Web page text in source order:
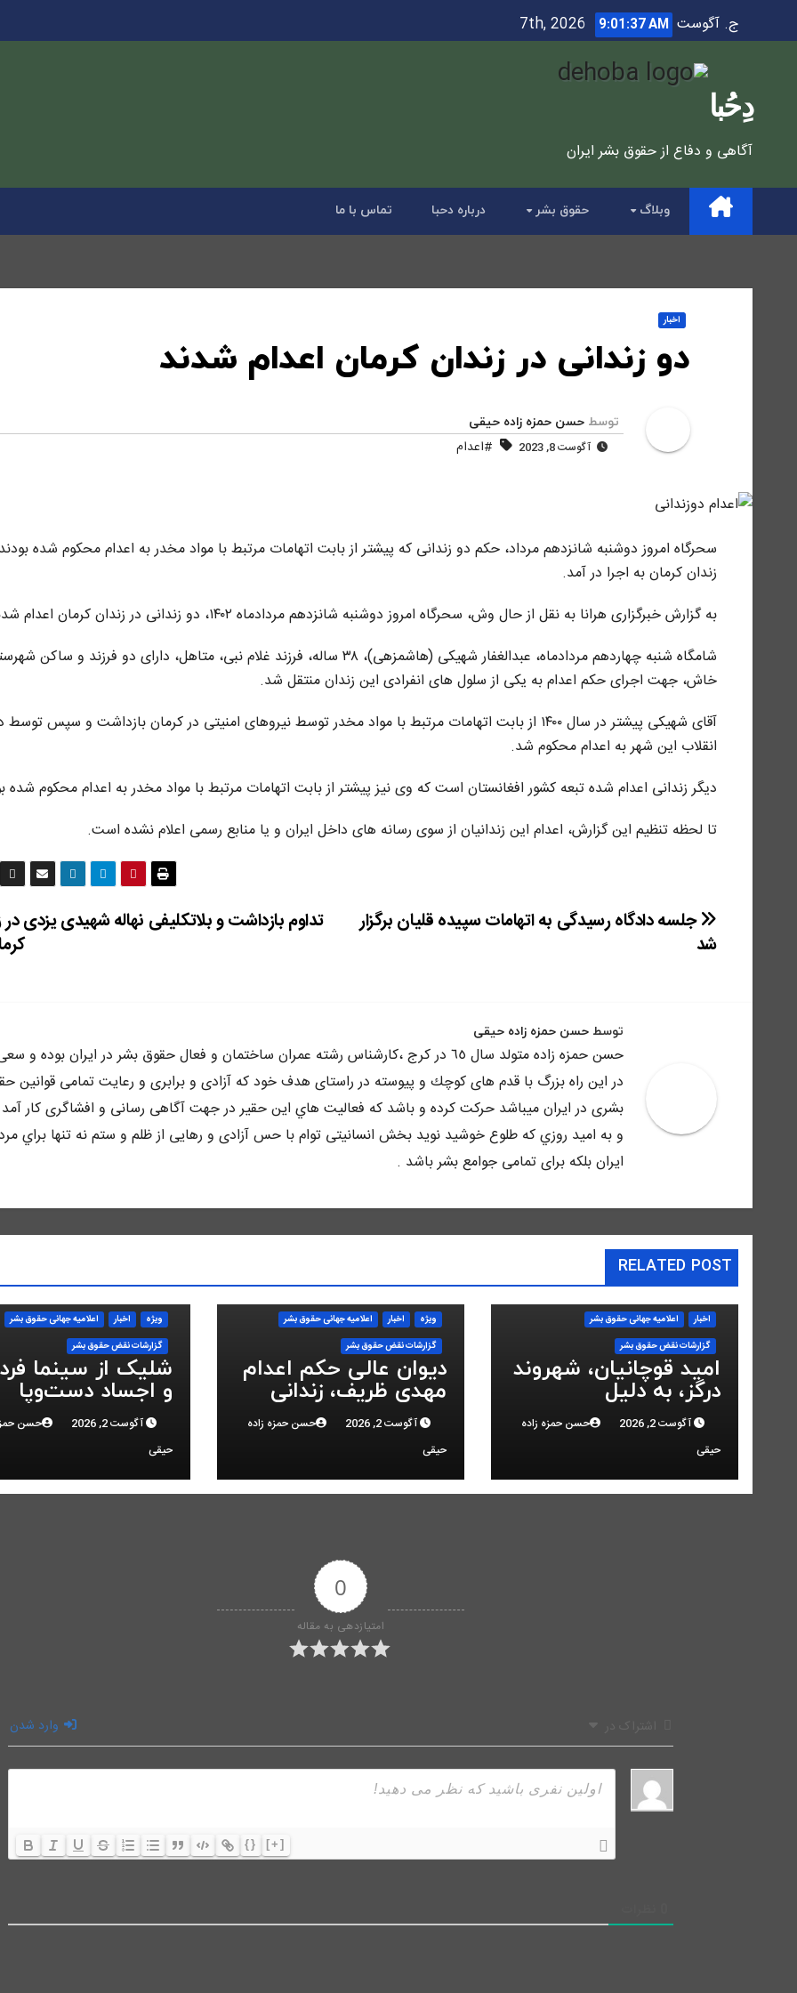
to
ج. آگوست 7th, 2026 9:01:39 AM
دِحُبا
آگاهی و دفاع از حقوق بشر ایران
وبلاگ حقوق بشر درباره دحبا تماس با ما
اخبار
دو زندانی در زندان کرمان اعدام شدند
توسط حسن حمزه زاده حیقی
آگوست 8, 2023 #اعدام
سحرگاه امروز دوشنبه شانزدهم مرداد، حکم دو زندانی که پیشتر از بابت اتهامات مرتبط با مواد مخدر به اعدام محکوم شده
زندان کرمان به اجرا در آمد.
به گزارش خبرگزاری هرانا به نقل از حال وش، سحرگاه امروز دوشنبه شانزدهم مردادماه ۱۴۰۲، دو زندانی در زندان کرمان اعدام شدند.
شامگاه شنبه چهاردهم مردادماه، عبدالغفار شهیکی (هاشمزهی)، ۳۸ ساله، فرزند غلام نبی، متاهل، دارای دو فرزند و ساکن
خاش، جهت اجرای حکم اعدام به یکی از سلول های انفرادی این زندان منتقل شد.
آقای شهیکی پیشتر در سال ۱۴۰۰ از بابت اتهامات مرتبط با مواد مخدر توسط نیروهای امنیتی در کرمان بازداشت و سپس
انقلاب این شهر به اعدام محکوم شد.
دیگر زندانی اعدام شده تبعه کشور افغانستان است که وی نیز پیشتر از بابت اتهامات مرتبط با مواد مخدر به اعدام محکوم شده
تا لحظه تنظیم این گزارش، اعدام این زندانیان از سوی رسانه های داخل ایران و یا منابع رسمی اعلام نشده است.
راهبری
نوشته
تداوم بازداشت و بلاتکلیفی نهاله شهیدی یزدی در
جلسه دادگاه رسیدگی به اتهامات سپیده قلیان برگزار
شد
توسط حسن حمزه زاده حیقی
حسن حمزه زاده متولد سال ٦٥ در كرج ،كارشناس رشته عمران ساختمان و فعال حقوق بشر در ايران بوده و
در اين راه بزرگ با قدم هاى كوچك و پيوسته در راستاى هدف خود كه آزادى و برابرى و رعايت تمامى قوانين
بشرى در ايران ميباشد حركت كرده و باشد كه فعاليت هاي اين حقير در جهت آگاهى رسانى و افشاگرى كار آمد
و به اميد روزي كه طلوع خوشيد نويد بخش انسانيتى توام با حس آزادى و رهايى از ظلم و ستم نه تنها براي
ايران بلكه براى تمامى جوامع بشر باشد .
RELATED POST
اخبار
اعلاميه جهانی حقوق بشر
گزارشات نقض حقوق بشر
امید قوچانیان، شهروند
درگز، به دلیل
«مخالفت» با حکومت
به ۵ سال زندان محکوم
شد
آگوست 2, 2026
حسن حمزه زاده
حیقی
ویژه اخبار
اعلاميه جهانی حقوق بشر
گزارشات نقض حقوق بشر
دیوان عالی حکم اعدام
مهدی ظریف، زندانی
انقلاب ملی، را تایید
کردآگوست 2, 2026
حسن حمزه زاده
حیقی
ویژه اخبار
اعلاميه جهانی حقوق بشر
گزارشات نقض حقوق بشر
شلیک از سینما
و اجساد دست‌وپا
بسته؛ سرکوب
ملی در البرز
آگوست 2, 2026
حسن
حیقی
0
امتیازدهی به مقاله
اشتراک در وارد شدن
{} [+]